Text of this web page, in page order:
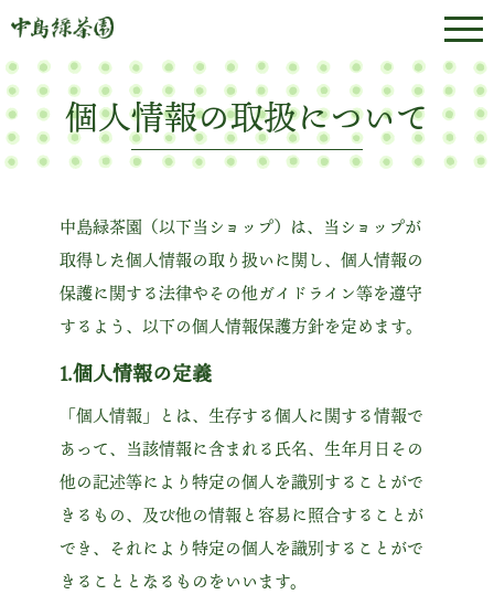
個人情報の取扱について
中島緑茶園（以下当ショップ）は、当ショップが
取得した個人情報の取り扱いに関し、個人情報の
保護に関する法律やその他ガイドライン等を遵守
するよう、以下の個人情報保護方針を定めます。
1.個人情報の定義
「個人情報」とは、生存する個人に関する情報で
あって、当該情報に含まれる氏名、生年月日その
他の記述等により特定の個人を識別することがで
きるもの、及び他の情報と容易に照合することが
でき、それにより特定の個人を識別することがで
きることとなるものをいいます。